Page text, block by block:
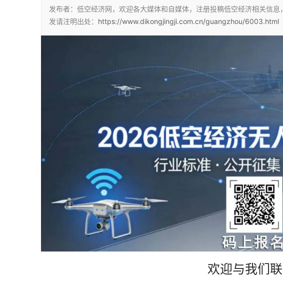
发布者：低空经济网，欢迎各大媒体和自媒体，注册投稿低空经济相关信
发请注明出处： https://www.dikongjingji.com.cn/guangzhou/6003.html
欢迎与我们